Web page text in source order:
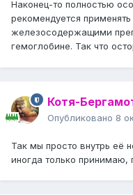
Наконец-то полностью
рекомендуется
железосодержащими
гемоглобине. Так что
Котя-
Опубликовано 8
Так мы просто внутрь её
иногда только